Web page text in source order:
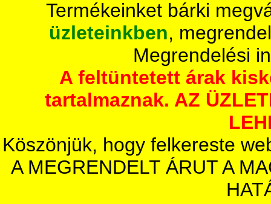
Termékeinket bárki
üzleteinkben,
Megrendelési
A feltüntetett árak
tartalmaznak. AZ
Köszönjük, hogy felkereste
A MEGRENDELT ÁRUT A